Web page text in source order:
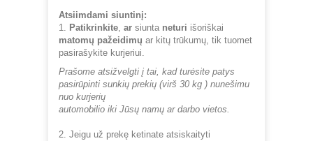
Atsiimdami siuntinį:
1. Patikrinkite, ar siunta neturi išoriškai
matomų pažeidimų ar kitų trūkumų, tik tuomet
pasirašykite kurjeriui.
Prašome atsižvelgti į tai, kad turėsite patys
pasirūpinti sunkių prekių (virš 30 kg ) nunešimu
nuo kurjerių
automobilio iki Jūsų namų ar darbo vietos.
2. Jeigu už prekę ketinate atsiskaityti